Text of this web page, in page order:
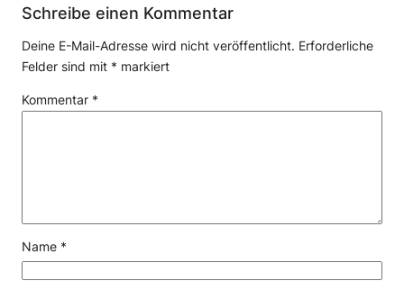
Schreibe einen Kommentar
Deine E-Mail-Adresse wird nicht veröffentlicht. Erforderliche
Felder sind mit * markiert
Kommentar *
Name *